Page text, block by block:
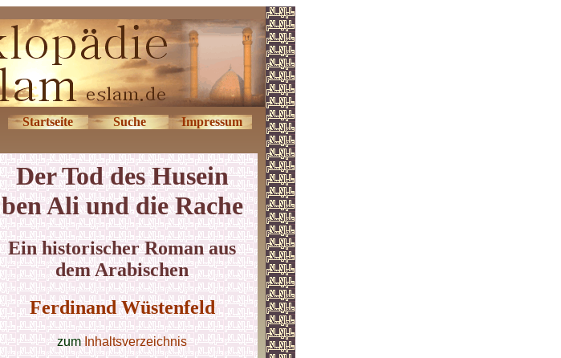
Startseite Suche Impressum
Der Tod des Husein
ben Ali und die Rache
Ein historischer Roman aus
dem Arabischen
Ferdinand Wüstenfeld
zumInhaltsverzeichnis